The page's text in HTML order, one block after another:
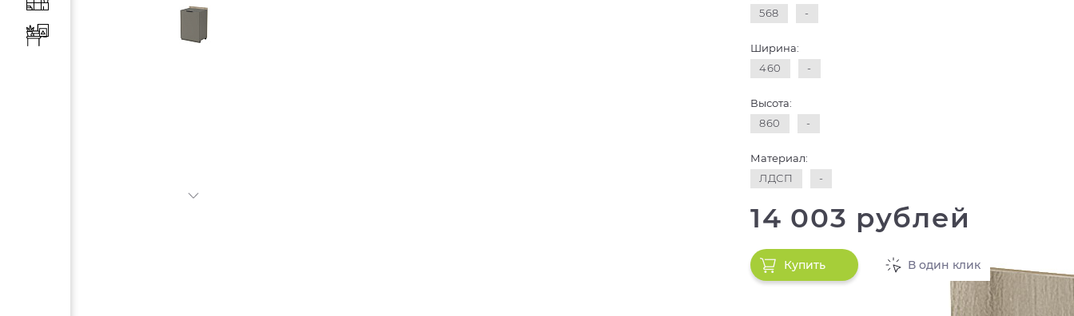
568
-
Ширина:
460
-
Высота:
860
-
Материал:
ЛДСП
-
14 003 рублей
Купить В один клик